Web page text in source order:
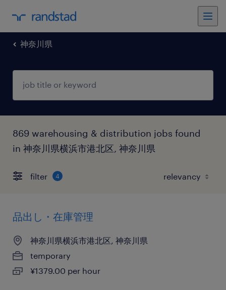
神奈川県
869 warehousing & distribution jobs found
in 神奈川県横浜市港北区, 神奈川県
filter 4
品出し・在庫管理
神奈川県横浜市港北区, 神奈川県
temporary
¥1379.00 per hour